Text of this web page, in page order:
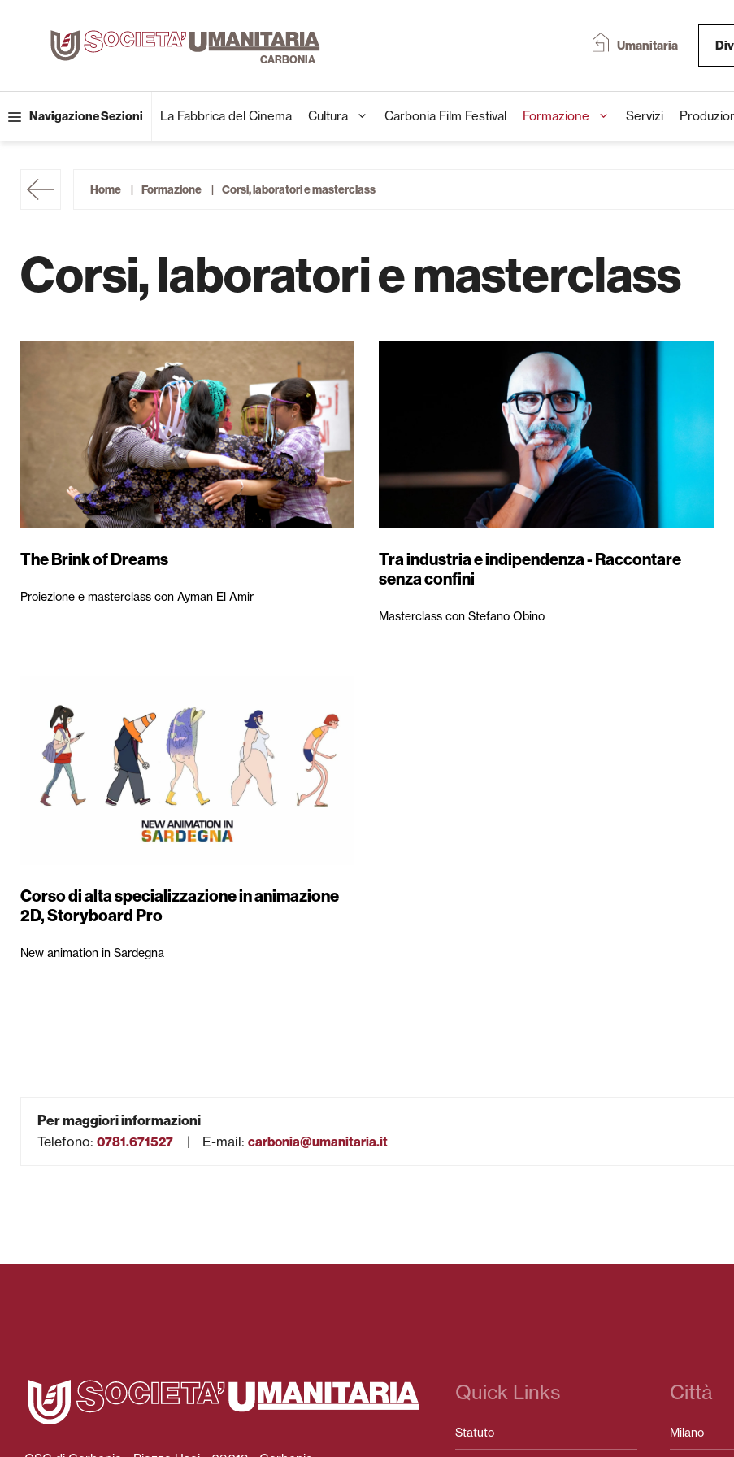
contenuto
Umanitaria
Navigazione Sezioni La Fabbrica del Cinema Cultura Carbonia Film Festival Formazione Servizi
Home Formazione Corsi, laboratori e masterclass
Corsi, laboratori e masterclass
Per maggiori informazioni
Telefono: 0781.671527 E-mail: carbonia@umanitaria.it
The Brink of Dreams
Proiezione e masterclass con Ayman El Amir
Tra industria e indipendenza - Raccontare
senza confini
Masterclass con Stefano Obino
Corso di alta specializzazione in animazione
2D, Storyboard Pro
New animation in Sardegna
Quick Links
Statuto
Città
Milano